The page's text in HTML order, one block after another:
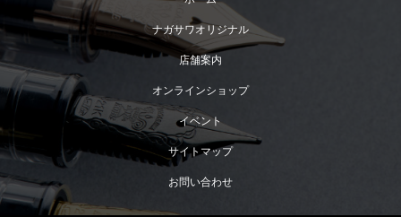
ナガサワオリジナル
店舗案内
オンラインショップ
イベント
サイトマップ
お問い合わせ